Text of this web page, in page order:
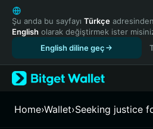
English
日本語
Tiếng Việt
Español (Latinoamérica)
Türkçe
Français
Şu anda bu sayfayı Türkçe
English olarak değiştirmek ister
English diline geç
Home›Wallet›Seeking justice